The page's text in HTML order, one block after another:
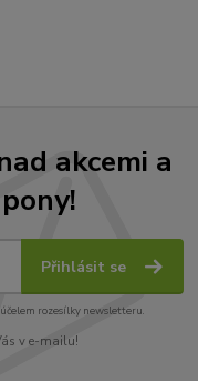
akcemi a
Přihlásit se
rozesílky newsletteru.
v e-mailu!